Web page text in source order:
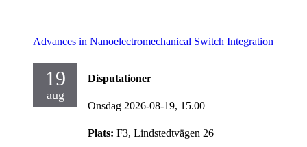
Advances in Nanoelectromechanical Switch Integration
19
aug
Disputationer
Onsdag 2026-08-19, 15.00
Plats: F3, Lindstedtvägen 26